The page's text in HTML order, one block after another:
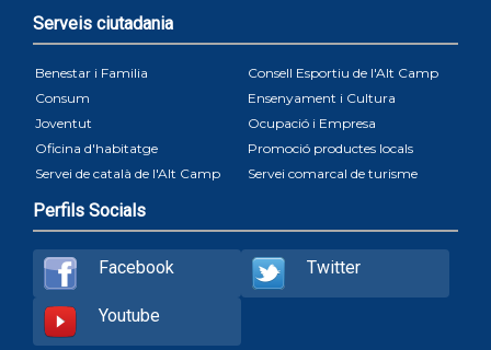
Serveis ciutadania
Benestar i Familia
Consell Esportiu de l'Alt Camp
Consum
Ensenyament i Cultura
Joventut
Ocupació i Empresa
Oficina d'habitatge
Promoció productes locals
Servei de català de l'Alt Camp
Servei comarcal de turisme
Perfils Socials
Facebook Twitter
Youtube